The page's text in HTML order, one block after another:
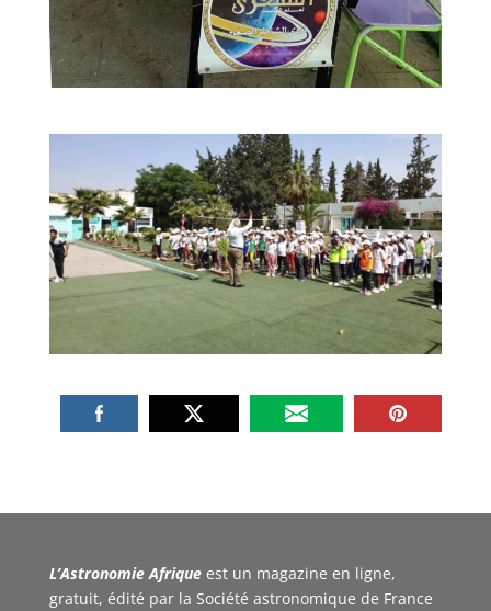
L’Astronomie Afrique est un magazine en ligne,
gratuit, édité par la Société astronomique de France